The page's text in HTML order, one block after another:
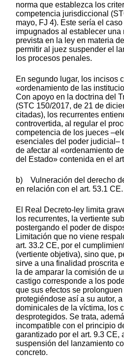
norma que establezca los
competencia jurisdiccional
mayo, FJ 4). Este sería el
impugnados al establecer
prevista en la ley en materia
permitir al juez suspender el
los procesos penales.
En segundo lugar, los incisos
«ordenamiento de las
Con apoyo en la doctrina del
(STC 150/2017, de 21 de
citadas), los recurrentes
controvertida, al regular el
competencia de los jueces
esenciales del poder judicial–
de afectar al «ordenamiento
del Estado» contenida en el
b) Vulneración del derecho
en relación con el art. 53.1 CE.
El Real Decreto-ley limita
los recurrentes, la vertiente
postergando el poder de
Limitación que no viene
art. 33.2 CE, por el
(vertiente objetiva), sino que,
sirve a una finalidad proscrita
la de amparar la comisión de
castigo corresponde a los
que sus efectos se
protegiéndose así a su autor,
dominicales de la víctima, los
desprotegidos. Se trata,
incompatible con el principio
garantizado por el art. 9.3 CE,
suspensión del lanzamiento
concreto.